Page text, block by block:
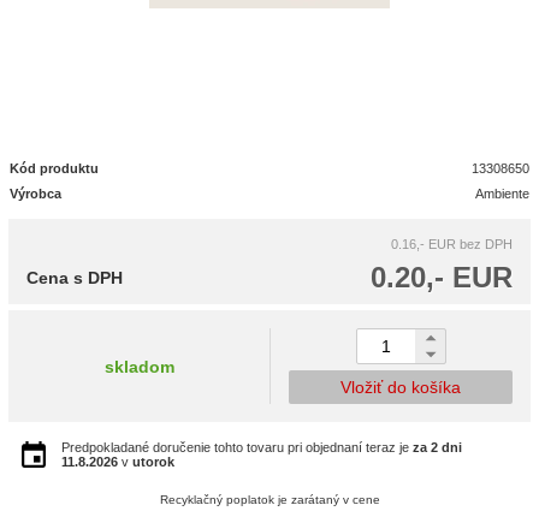
Kód produktu
13308650
Výrobca
Ambiente
0.16,- EUR bez DPH
0.20,- EUR
Cena s DPH
skladom
Vložiť do košíka
Predpokladané doručenie tohto tovaru pri objednaní teraz je za 2 dni
11.8.2026 v utorok
Recyklačný poplatok je zarátaný v cene